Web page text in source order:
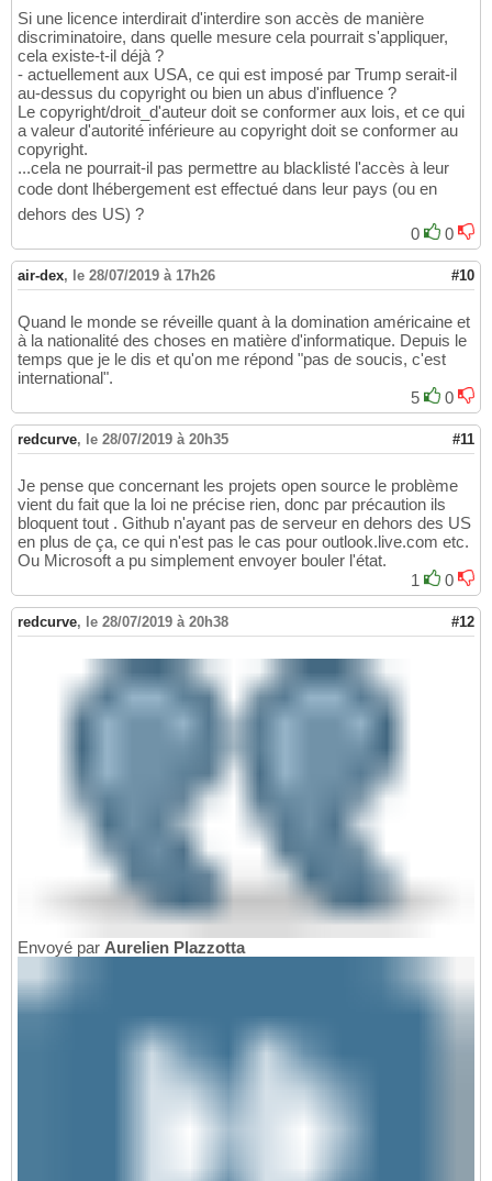
Si une licence interdirait d'interdire son accès de manière
discriminatoire, dans quelle mesure cela pourrait s'appliquer,
cela existe-t-il déjà ?
- actuellement aux USA, ce qui est imposé par Trump serait-il
au-dessus du copyright ou bien un abus d'influence ?
Le copyright/droit_d'auteur doit se conformer aux lois, et ce qui
a valeur d'autorité inférieure au copyright doit se conformer au
copyright.
...cela ne pourrait-il pas permettre au blacklisté l'accès à leur
code dont lhébergement est effectué dans leur pays (ou en
dehors des US) ?
0
0
air-dex, le 28/07/2019 à 17h26 #10
Quand le monde se réveille quant à la domination américaine et
à la nationalité des choses en matière d'informatique. Depuis le
temps que je le dis et qu'on me répond "pas de soucis, c'est
international".
5
0
redcurve, le 28/07/2019 à 20h35 #11
Je pense que concernant les projets open source le problème
vient du fait que la loi ne précise rien, donc par précaution ils
bloquent tout . Github n'ayant pas de serveur en dehors des US
en plus de ça, ce qui n'est pas le cas pour outlook.live.com etc.
Ou Microsoft a pu simplement envoyer bouler l'état.
1
0
redcurve, le 28/07/2019 à 20h38 #12
Envoyé par Aurelien Plazzotta